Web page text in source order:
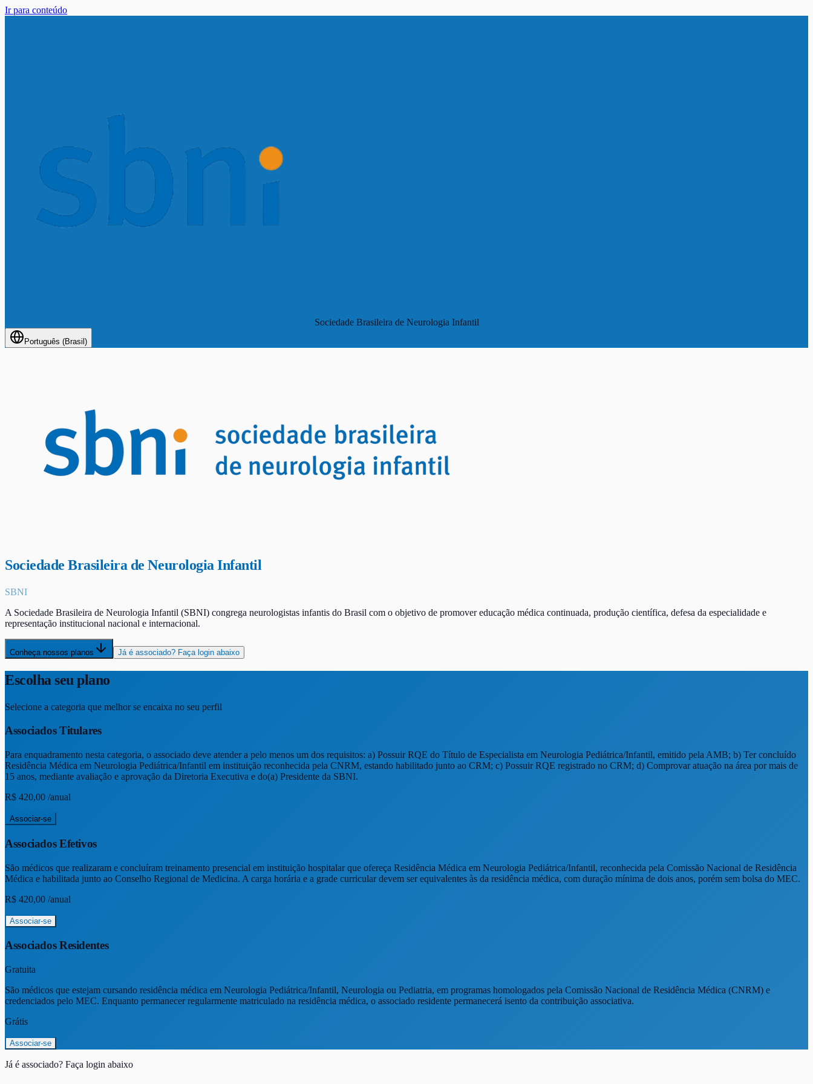
Ir para conteúdo
Sociedade Brasileira de Neurologia Infantil
Português (Brasil)
Sociedade Brasileira de Neurologia Infantil
SBNI
A Sociedade Brasileira de Neurologia Infantil (SBNI) congrega neurologistas infantis do Brasil com o objetivo de promover educação médica continuada, produção científica, defesa da especialidade e
representação institucional nacional e internacional.
Conheça nossos planos Já é associado? Faça login abaixo
Escolha seu plano
Selecione a categoria que melhor se encaixa no seu perfil
Associados Titulares
Para enquadramento nesta categoria, o associado deve atender a pelo menos um dos requisitos: a) Possuir RQE do Título de Especialista em Neurologia Pediátrica/Infantil, emitido pela AMB; b) Ter concluído
Residência Médica em Neurologia Pediátrica/Infantil em instituição reconhecida pela CNRM, estando habilitado junto ao CRM; c) Possuir RQE registrado no CRM; d) Comprovar atuação na área por mais de
15 anos, mediante avaliação e aprovação da Diretoria Executiva e do(a) Presidente da SBNI.
R$ 420,00 /anual
Associar-se
Associados Efetivos
São médicos que realizaram e concluíram treinamento presencial em instituição hospitalar que ofereça Residência Médica em Neurologia Pediátrica/Infantil, reconhecida pela Comissão Nacional de Residência
Médica e habilitada junto ao Conselho Regional de Medicina. A carga horária e a grade curricular devem ser equivalentes às da residência médica, com duração mínima de dois anos, porém sem bolsa do MEC.
R$ 420,00 /anual
Associar-se
Associados Residentes
Gratuita
São médicos que estejam cursando residência médica em Neurologia Pediátrica/Infantil, Neurologia ou Pediatria, em programas homologados pela Comissão Nacional de Residência Médica (CNRM) e
credenciados pelo MEC. Enquanto permanecer regularmente matriculado na residência médica, o associado residente permanecerá isento da contribuição associativa.
Grátis
Associar-se
Já é associado? Faça login abaixo